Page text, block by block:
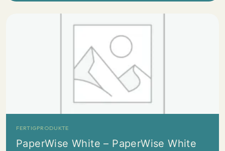
FERTIGPRODUKTE
PaperWise White – PaperWise White